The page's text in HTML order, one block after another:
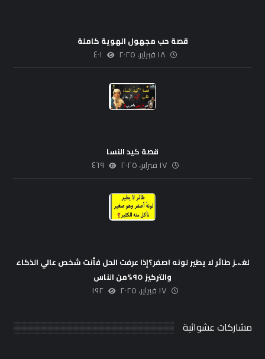
قصة حب مجهول الهوية كاملة
١٨ فبراير، ٢٠٢٥ ٤٠١
قصة كيد النسا
١٧ فبراير، ٢٠٢٥ ٤٦٩
لغـ،ـز طائر لا يطير لونه اصفر؟إذا عرفت الحل فأنت شخص عالي الذكاء
والتركيز ٩٥%من الناس
١٧ فبراير، ٢٠٢٥ ١٩٢
مشاركات عشوائية